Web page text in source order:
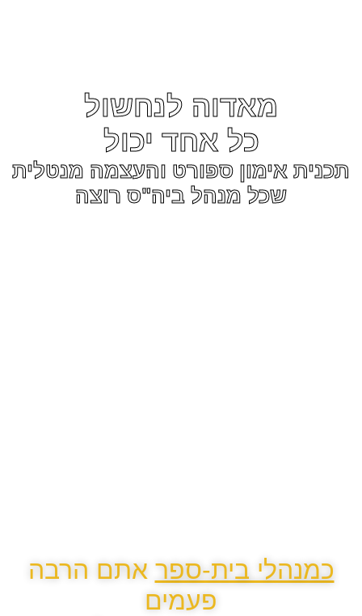
מאדוה לנחשול
כל אחד יכול
תכנית אימון ספורט והעצמה מנטלית
שכל מנהל ביה"ס רוצה
כמנהלי בית-ספר אתם הרבה
פעמים